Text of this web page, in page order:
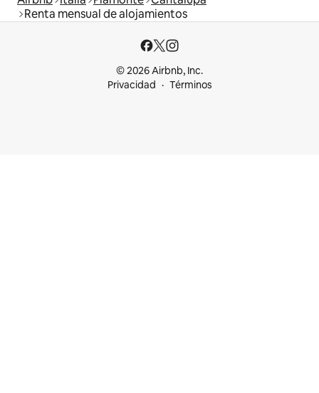
Renta mensual de alojamientos
© 2026 Airbnb, Inc.
Privacidad
Términos